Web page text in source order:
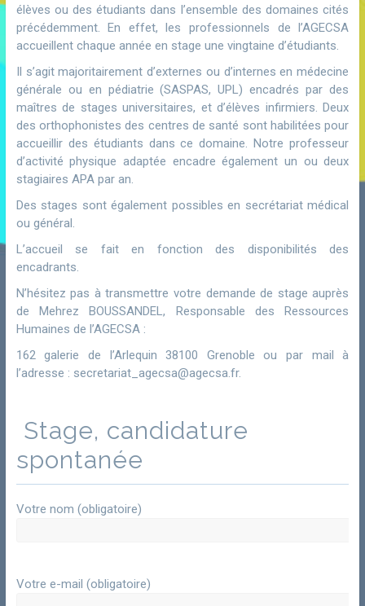
élèves ou des étudiants dans l’ensemble des domaines cités
précédemment. En effet, les professionnels de l’AGECSA
accueillent chaque année en stage une vingtaine d’étudiants.
Il s’agit majoritairement d’externes ou d’internes en médecine
générale ou en pédiatrie (SASPAS, UPL) encadrés par des
maîtres de stages universitaires, et d’élèves infirmiers. Deux
des orthophonistes des centres de santé sont habilitées pour
accueillir des étudiants dans ce domaine. Notre professeur
d’activité physique adaptée encadre également un ou deux
stagiaires APA par an.
Des stages sont également possibles en secrétariat médical
ou général.
L’accueil se fait en fonction des disponibilités des
encadrants.
N’hésitez pas à transmettre votre demande de stage auprès
de Mehrez BOUSSANDEL, Responsable des Ressources
Humaines de l’AGECSA :
162 galerie de l’Arlequin 38100 Grenoble ou par mail à
l’adresse : secretariat_agecsa@agecsa.fr.
Stage, candidature
spontanée
Votre nom (obligatoire)
Votre e-mail (obligatoire)